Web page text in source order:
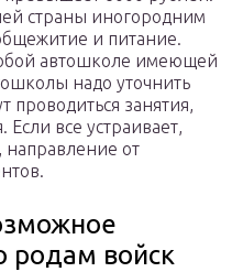
страны иногородним
и питание.
автошколе имеющей
надо уточнить
проводиться занятия,
Если все устраивает,
направление от
родам войск